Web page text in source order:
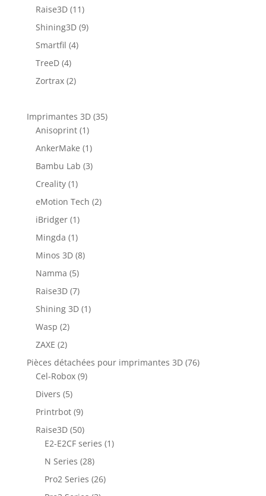
Raise3D (11)
Shining3D (9)
Smartfil (4)
TreeD (4)
Zortrax (2)
Imprimantes 3D (35)
Anisoprint (1)
AnkerMake (1)
Bambu Lab (3)
Creality (1)
eMotion Tech (2)
iBridger (1)
Mingda (1)
Minos 3D (8)
Namma (5)
Raise3D (7)
Shining 3D (1)
Wasp (2)
ZAXE (2)
Pièces détachées pour imprimantes 3D (76)
Cel-Robox (9)
Divers (5)
Printrbot (9)
Raise3D (50)
E2-E2CF series (1)
N Series (28)
Pro2 Series (26)